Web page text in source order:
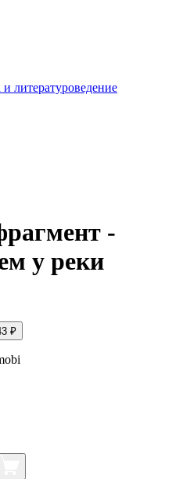
литературоведение
-
у реки
₽